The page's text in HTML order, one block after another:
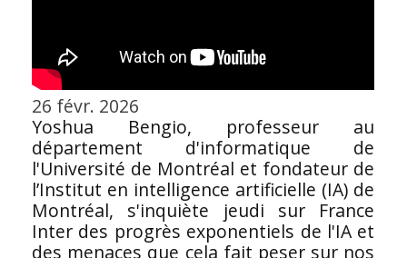
26 févr. 2026
Yoshua Bengio, professeur au
département d'informatique de
l'Université de Montréal et fondateur de
l’Institut en intelligence artificielle (IA) de
Montréal, s'inquiète jeudi sur France
Inter des progrès exponentiels de l'IA et
des menaces que cela fait peser sur nos